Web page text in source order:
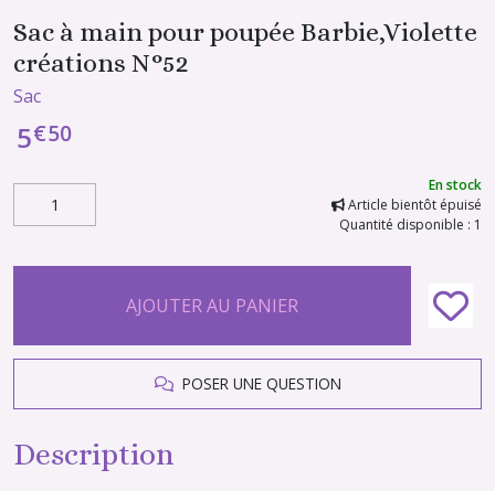
Sac à main pour poupée Barbie,Violette
créations N°52
Sac
5€50
En stock
Article bientôt épuisé
Quantité disponible : 1
AJOUTER AU PANIER
POSER UNE QUESTION
Description